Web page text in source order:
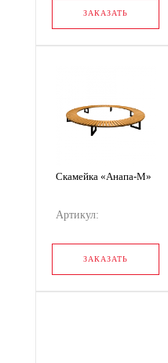
ЗАКАЗАТЬ
Скамейка «Анапа-М»
Артикул:
ЗАКАЗАТЬ